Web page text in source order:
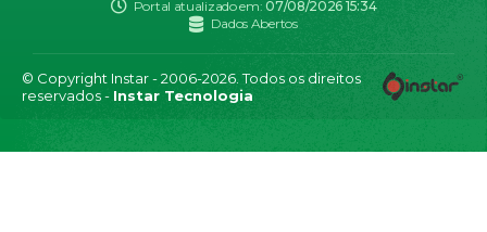
Portal atualizado em:07/08/2026 15:34
Dados Abertos
© Copyright Instar - 2006-2026. Todos os direitos
reservados - Instar Tecnologia